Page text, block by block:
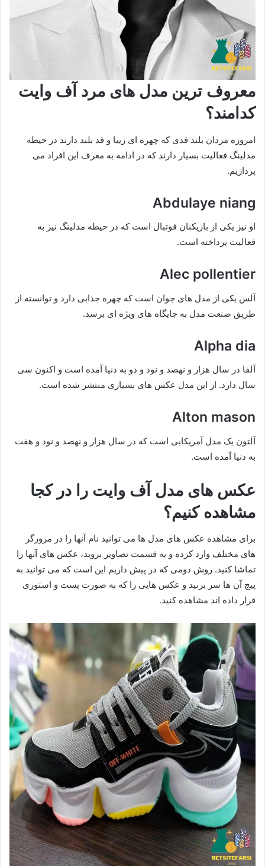
معروف ترین مدل های مرد آف وایت
کدامند؟
امروزه مردان بلند قدی که چهره ای زیبا و قد بلند دارند در حیطه
مدلینگ فعالیت بسیار دارند که در ادامه به معرف این افراد می
پردازیم.
Abdulaye niang
او نیز یکی از بازیکنان فوتبال است که در حیطه مدلینگ نیز به
فعالیت پرداخته است.
Alec pollentier
آلس یکی از مدل های جوان است که چهره جذابی دارد و توانسته از
طریق صنعت مدل به جایگاه های ویژه ای برسد.
Alpha dia
آلفا در سال هزار و نهصد و نود و دو به دنیا آمده است و اکنون سی
سال دارد. از این مدل عکس های بسیاری منتشر شده است.
Alton mason
آلتون یک مدل آمریکایی است که در سال هزار و نهصد و نود و هفت
به دنیا آمده است.
عکس های مدل آف وایت را در کجا
مشاهده کنیم؟
برای مشاهده عکس های مدل ها می توانید نام آنها را در مرورگر
های مختلف وارد کرده و به قسمت تصاویر بروید، عکس های آنها را
تماشا کنید. روش دومی که در پیش داریم این است که می توانید به
پیج آن ها سر بزنید و عکس هایی را که به صورت پست و استوری
قرار داده اند مشاهده کنید.